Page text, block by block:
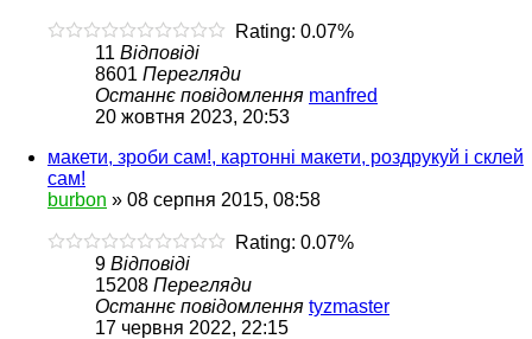
Rating: 0.07%
11 Відповіді
8601 Перегляди
Останнє повідомлення manfred
20 жовтня 2023, 20:53
макети, зроби сам!, картонні макети, роздрукуй і склей
сам!
burbon » 08 серпня 2015, 08:58
Rating: 0.07%
9 Відповіді
15208 Перегляди
Останнє повідомлення tyzmaster
17 червня 2022, 22:15